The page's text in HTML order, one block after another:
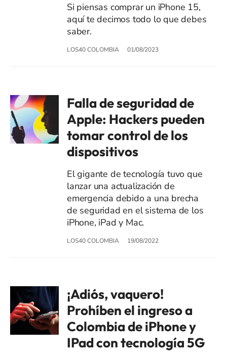
Si piensas comprar un iPhone 15,
aquí te decimos todo lo que debes
saber.
LOS40 COLOMBIA 01/08/2023
Falla de seguridad de
Apple: Hackers pueden
tomar control de los
dispositivos
El gigante de tecnología tuvo que
lanzar una actualización de
emergencia debido a una brecha
de seguridad en el sistema de los
iPhone, iPad y Mac.
LOS40 COLOMBIA 19/08/2022
¡Adiós, vaquero!
Prohíben el ingreso a
Colombia de iPhone y
IPad con tecnología 5G